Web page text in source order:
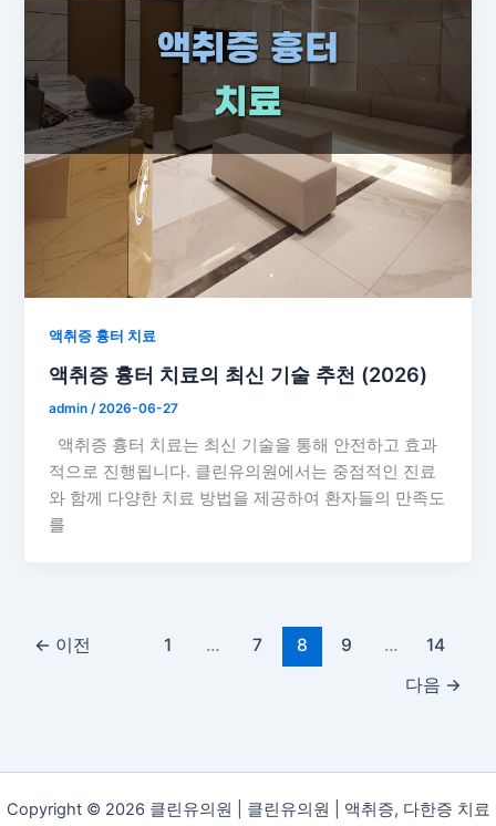
액취증 흉터 치료
액취증 흉터 치료의 최신 기술 추천 (2026)
admin/2026-06-27
액취증 흉터 치료는 최신 기술을 통해 안전하고 효과
적으로 진행됩니다. 클린유의원에서는 중점적인 진료
와 함께 다양한 치료 방법을 제공하여 환자들의 만족도
를
← 이전 1 … 7 8 9 …
14
다음 →
Copyright © 2026 클린유의원 | 클린유의원 | 액취증, 다한증 치료